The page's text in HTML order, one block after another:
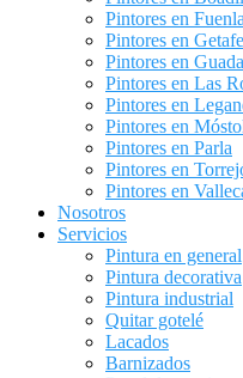
Pintores en
Pintores en Getafe
Pintores en
Pintores en Las
Pintores en
Pintores en
Pintores en Parla
Pintores en
Pintores en
Nosotros
Servicios
Pintura en general
Pintura decorativa
Pintura industrial
Quitar gotelé
Lacados
Barnizados